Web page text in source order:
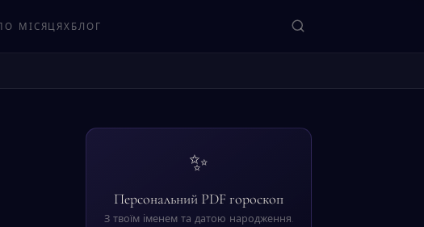
ПО МІСЯЦЯХ БЛОГ
✨
Персональний PDF гороскоп
З твоїм іменем та датою народження.